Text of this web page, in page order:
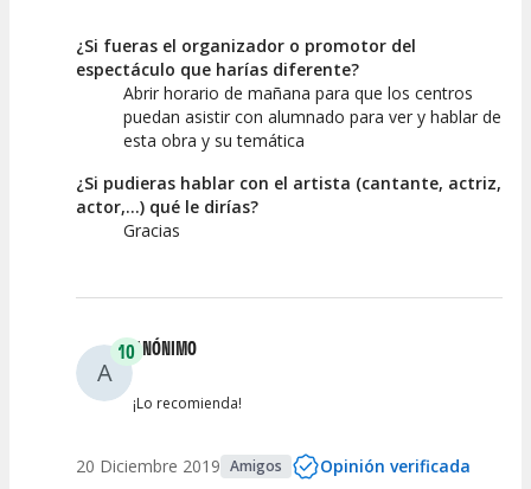
¿Si fueras el organizador o promotor del
espectáculo que harías diferente?
Abrir horario de mañana para que los centros
puedan asistir con alumnado para ver y hablar de
esta obra y su temática
¿Si pudieras hablar con el artista (cantante, actriz,
actor,...) qué le dirías?
Gracias
A
10ANÓNIMO
¡Lo recomienda!
20 Diciembre 2019 Amigos Opinión verificada